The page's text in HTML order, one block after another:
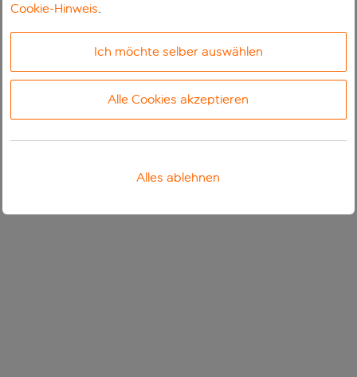
Cookie-Hinweis.
Ich möchte selber auswählen
Alle Cookies akzeptieren
Alles ablehnen